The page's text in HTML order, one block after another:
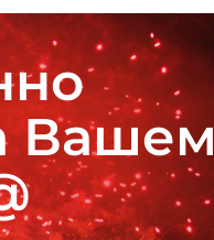
Вашем